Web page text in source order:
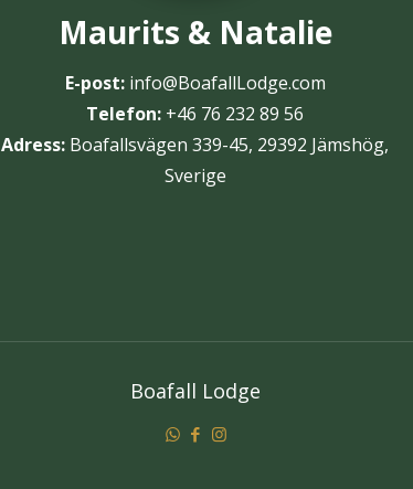
Maurits & Natalie
E-post:info@BoafallLodge.com
Telefon: +46 76 232 89 56
Adress: Boafallsvägen 339-45, 29392 Jämshög,
Sverige
Boafall Lodge